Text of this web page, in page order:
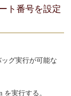
ト番号を設定
グ実行が可能な
を実行する。